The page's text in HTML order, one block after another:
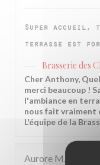
Super accueil,
terrasse est
Brasserie des
Cher Anthony,
merci beaucoup !
l'ambiance en
nous fait vraiment
L'équipe de la
Aurore M